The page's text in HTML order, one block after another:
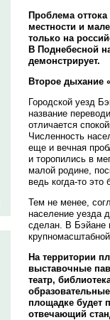
Проблема
местности и
только на
В Поднебесной
демонстрирует.
Второе дыхание
Городской уезд
название
отличается
Численность
еще и вечная
и торопились в
малой родине,
ведь когда-то это
Тем не менее,
население уезда
сделан. В Бэйане
На территории
выставочные
театр,
площадке будет
отвечающий